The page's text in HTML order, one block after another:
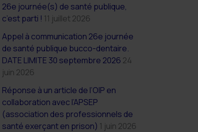
26e journée(s) de santé publique,
c’est parti ! 11 juillet 2026
Appel à communication 26e journée
de santé publique bucco-dentaire.
DATE LIMITE 30 septembre 2026 24
juin 2026
Réponse à un article de l’OIP en
collaboration avec l’APSEP
(association des professionnels de
santé exerçant en prison) 1 juin 2026